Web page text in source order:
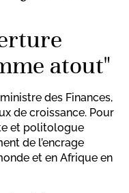
atout"
des Finances,
de croissance. Pour
et politologue
de l’encrage
et en Afrique en